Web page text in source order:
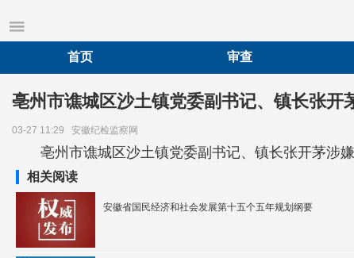
首页
审查
亳州市谯城区沙土镇党委副书记、镇长张开
03-27 11:29 安徽纪检监察网
亳州市谯城区沙土镇党委副书记、镇长张开茅涉
相关阅读
安徽省国民经济和社会发展第十五个五年规划纲要